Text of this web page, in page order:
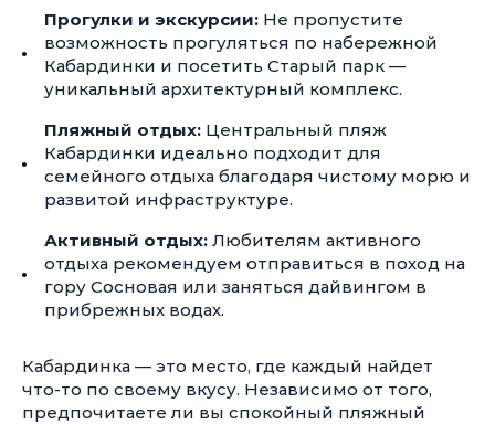
Прогулки и экскурсии: Не пропустите
возможность прогуляться по набережной
Кабардинки и посетить Старый парк —
уникальный архитектурный комплекс.
Пляжный отдых: Центральный пляж
Кабардинки идеально подходит для
семейного отдыха благодаря чистому морю и
развитой инфраструктуре.
Активный отдых: Любителям активного
отдыха рекомендуем отправиться в поход на
гору Сосновая или заняться дайвингом в
прибрежных водах.
Кабардинка — это место, где каждый найдет
что-то по своему вкусу. Независимо от того,
предпочитаете ли вы спокойный пляжный